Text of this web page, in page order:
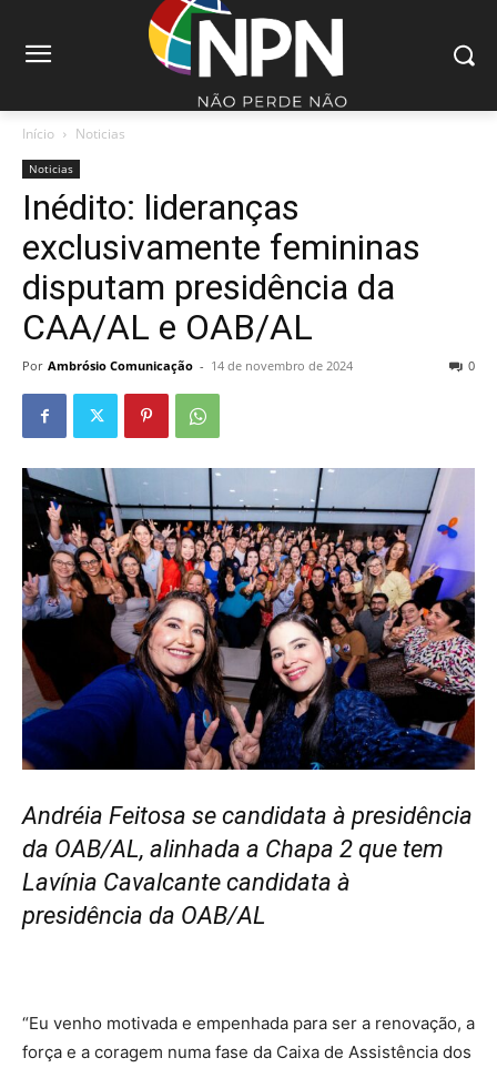
Início Noticias
Noticias
Inédito: lideranças
exclusivamente femininas
disputam presidência da
CAA/AL e OAB/AL
Por Ambrósio Comunicação - 14 de novembro de 2024 0
Andréia Feitosa se candidata à presidência
da OAB/AL, alinhada a Chapa 2 que tem
Lavínia Cavalcante candidata à
presidência da OAB/AL
“Eu venho motivada e empenhada para ser a renovação, a
força e a coragem numa fase da Caixa de Assistência dos